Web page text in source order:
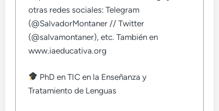
otras redes sociales: Telegram
(@SalvadorMontaner // Twitter
(@salvamontaner), etc. También en
www.iaeducativa.org
PhD en TIC en la Enseñanza y
Tratamiento de Lenguas